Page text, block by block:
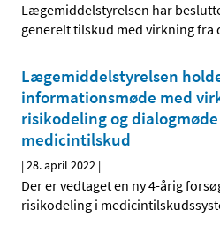
Lægemiddelstyrelsen har
generelt tilskud med virkning fra
Lægemiddelstyrelsen
informationsmøde med
risikodeling og
medicintilskud
|28. april 2022 |
Der er vedtaget en ny 4-årig
risikodeling i